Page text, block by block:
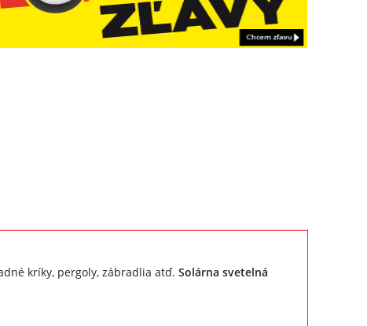
kríky, pergoly, zábradlia atď. Solárna svetelná